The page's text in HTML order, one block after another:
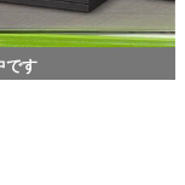
です